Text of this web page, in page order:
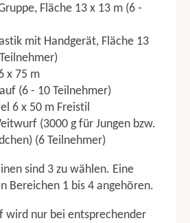
Fläche 13 x 13 m (6 -
mit Handgerät, Fläche 13
x 75 m
(6 - 10 Teilnehmer)
6 x 50 m Freistil
(3000 g für Jungen bzw.
(6 Teilnehmer)
sind 3 zu wählen. Eine
Bereichen 1 bis 4 angehören.
wird nur bei entsprechender
3 Kampf